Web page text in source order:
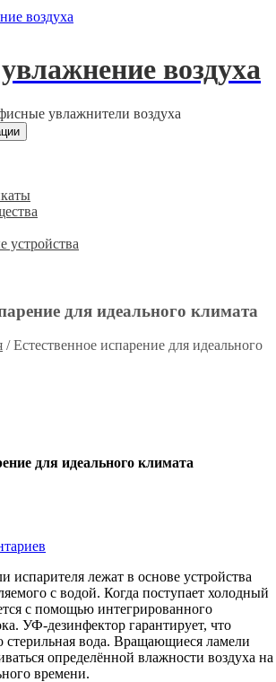
воздуха
увлажнители воздуха
устройства
для идеального климата
/ Естественное испарение для идеального
для идеального климата
лежат в основе устройства
с водой. Когда поступает холодный
с помощью интегрированного
УФ-дезинфектор гарантирует, что
стерильная вода. Вращающиеся ламели
определённой влажности воздуха на
времени.